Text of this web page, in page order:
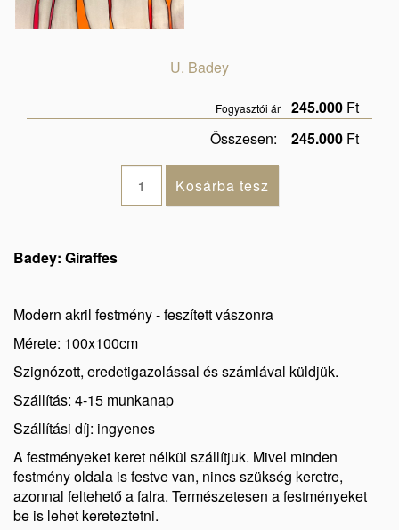
U. Badey
Fogyasztói ár 245.000 Ft
Összesen:
245.000 Ft
Badey: Giraffes
Modern akril festmény - feszített vászonra
Mérete: 100x100cm
Szignózott, eredetigazolással és számlával küldjük.
Szállítás: 4-15 munkanap
Szállítási díj: ingyenes
A festményeket keret nélkül szállítjuk. Mivel minden
festmény oldala is festve van, nincs szükség keretre,
azonnal feltehető a falra. Természetesen a festményeket
be is lehet kereteztetni.